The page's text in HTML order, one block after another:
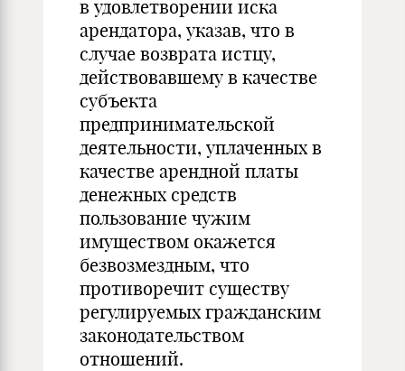
в удовлетворении иска
арендатора, указав, что в
случае возврата истцу,
действовавшему в качестве
субъекта
предпринимательской
деятельности, уплаченных в
качестве арендной платы
денежных средств
пользование чужим
имуществом окажется
безвозмездным, что
противоречит существу
регулируемых гражданским
законодательством
отношений.